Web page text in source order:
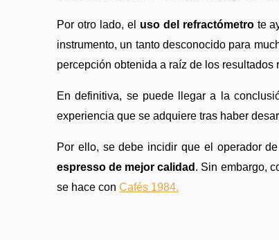
Por otro lado, el uso del refractómetro te
instrumento, un tanto desconocido para
percepción obtenida a raíz de los
En definitiva, se puede llegar a la
experiencia que se adquiere tras haber
Por ello, se debe incidir que el operador
espresso de mejor calidad . Sin embargo,
se hace con Cafés 1984.